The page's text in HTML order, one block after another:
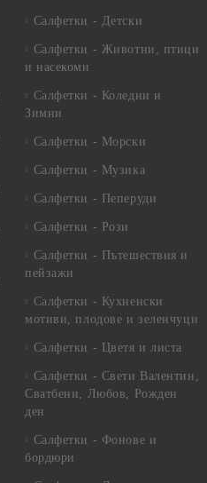
Салфетки - Детски
Салфетки - Животни, птици
и насекоми
Салфетки - Коледни и
Зимни
Салфетки - Морски
Салфетки - Музика
Салфетки - Пеперуди
Салфетки - Рози
Салфетки - Пътешествия и
пейзажи
Салфетки - Кухненски
мотиви, плодове и зеленчуци
Салфетки - Цветя и листа
Салфетки - Свети Валентин,
Сватбени, Любов, Рожден
ден
Салфетки - Фонове и
бордюри